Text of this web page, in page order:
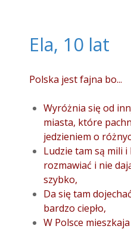
Ela, 10 lat
Polska jest fajna bo...
Wyróżnia się od
miasta, które
jedzieniem o
Ludzie tam są mili
rozmawiać i nie
szybko,
Da się tam
bardzo ciepło,
W Polsce